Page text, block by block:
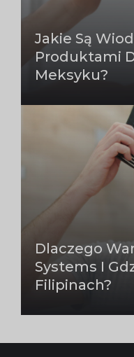
Jakie Są
Produktami
Meksyku?
Dlaczego
Systems I
Filipinach?